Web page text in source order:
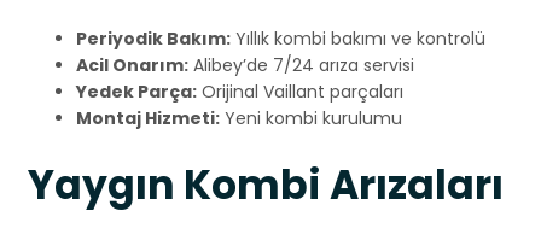
Periyodik Bakım: Yıllık kombi bakımı ve kontrolü
Acil Onarım: Alibey’de 7/24 arıza servisi
Yedek Parça: Orijinal Vaillant parçaları
Montaj Hizmeti: Yeni kombi kurulumu
Yaygın Kombi Arızaları